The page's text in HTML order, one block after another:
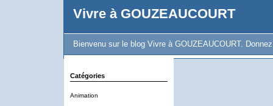
Vivre à GOUZEAUCOURT
Bienvenu sur le blog Vivre à GOUZEAUCOURT.
Catégories
Animation